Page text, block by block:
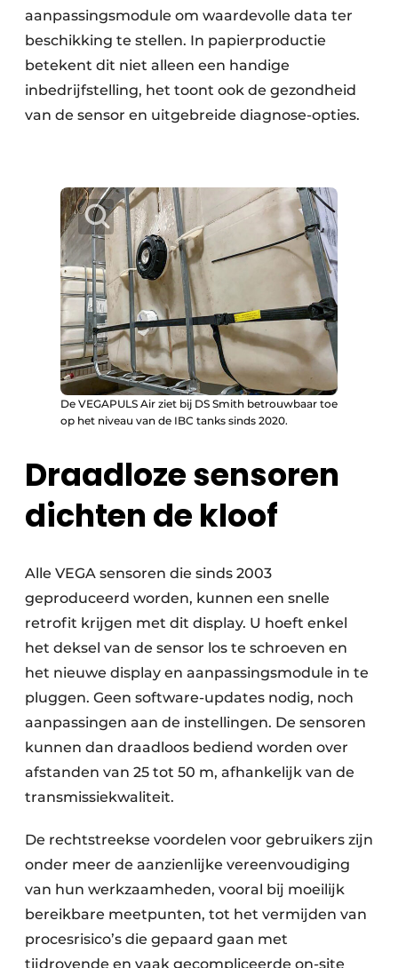
aanpassingsmodule om waardevolle data ter
beschikking te stellen. In papierproductie
betekent dit niet alleen een handige
inbedrijfstelling, het toont ook de gezondheid
van de sensor en uitgebreide diagnose-opties.
De VEGAPULS Air ziet bij DS Smith betrouwbaar toe
op het niveau van de IBC tanks sinds 2020.
Draadloze sensoren
dichten de kloof
Alle VEGA sensoren die sinds 2003
geproduceerd worden, kunnen een snelle
retrofit krijgen met dit display. U hoeft enkel
het deksel van de sensor los te schroeven en
het nieuwe display en aanpassingsmodule in te
pluggen. Geen software-updates nodig, noch
aanpassingen aan de instellingen. De sensoren
kunnen dan draadloos bediend worden over
afstanden van 25 tot 50 m, afhankelijk van de
transmissiekwaliteit.
De rechtstreekse voordelen voor gebruikers zijn
onder meer de aanzienlijke vereenvoudiging
van hun werkzaamheden, vooral bij moeilijk
bereikbare meetpunten, tot het vermijden van
procesrisico’s die gepaard gaan met
tijdrovende en vaak gecompliceerde on-site